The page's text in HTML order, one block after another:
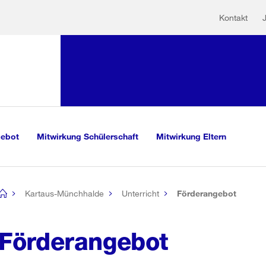
Kontakt
Mitwirkung Schülerschaft Mitwirkung Eltern
Kartaus-Münchhalde Unterricht Förderangebot
Förderangebot